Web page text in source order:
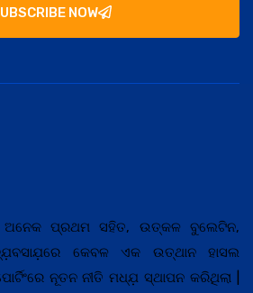
NOW
ଅନେକ ପ୍ରଥମ ସହିତ, ଉତ୍କଳ ବୁଲେଟିନ,
କେବଳ ଏକ ଉତ୍ଥାନ ହାସଲ
ନୂତନ ନୀତି ମଧ୍ଯ଼ ସ୍ଥାପନ କରିଥିଲା |